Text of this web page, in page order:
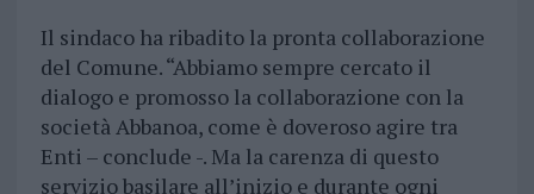
Il sindaco ha ribadito la pronta collaborazione
del Comune. “Abbiamo sempre cercato il
dialogo e promosso la collaborazione con la
società Abbanoa, come è doveroso agire tra
Enti – conclude -. Ma la carenza di questo
servizio basilare all’inizio e durante ogni